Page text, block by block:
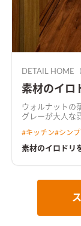
DETAIL HOME
素材のイロ
ウォルナットの
グレーが大人な雰囲気をつく
ウ、塗り壁を使
#キッチン#シン
素材のイロドリ